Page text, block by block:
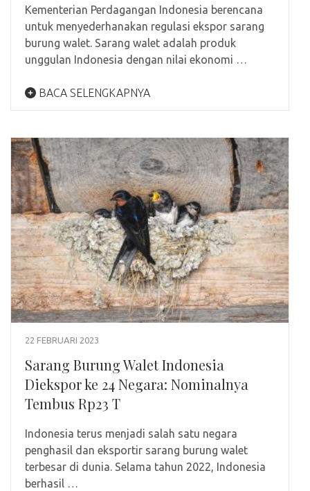
Kementerian Perdagangan Indonesia berencana
untuk menyederhanakan regulasi ekspor sarang
burung walet. Sarang walet adalah produk
unggulan Indonesia dengan nilai ekonomi …
BACA SELENGKAPNYA
22 FEBRUARI 2023
Sarang Burung Walet Indonesia
Diekspor ke 24 Negara: Nominalnya
Tembus Rp23 T
Indonesia terus menjadi salah satu negara
penghasil dan eksportir sarang burung walet
terbesar di dunia. Selama tahun 2022, Indonesia
berhasil …